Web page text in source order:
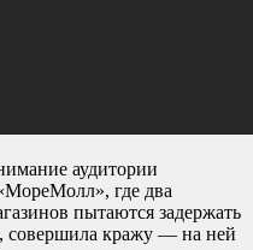
аудитории
где два
пытаются задержать
совершила кражу — на ней